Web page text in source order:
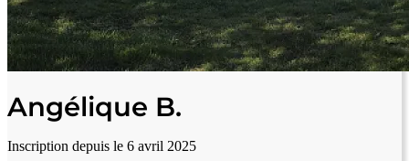
Angélique B.
Inscription depuis le 6 avril 2025